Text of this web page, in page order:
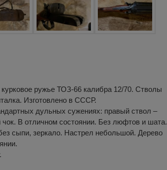
ружье ТОЗ-66 калибра 12/70. Стволы
Изготовлено в СССР.
дульных сужениях: правый ствол –
В отличном состоянии. Без люфтов и шата.
сыпи, зеркало. Настрел небольшой. Дерево